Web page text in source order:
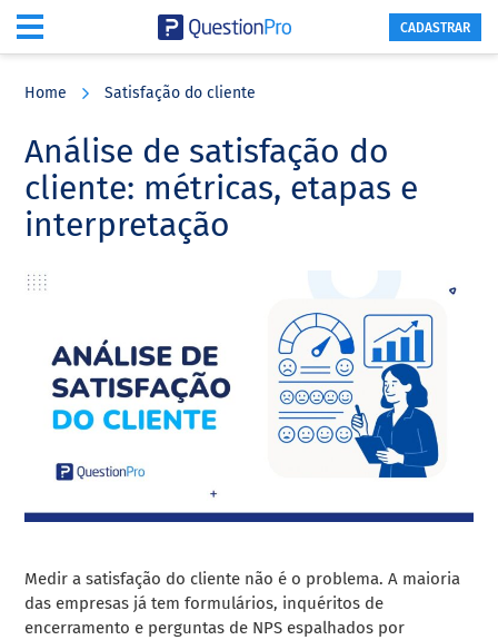
content
sidebar
CADASTRAR
Home Satisfação do cliente
Análise de satisfação do
cliente: métricas, etapas e
interpretação
Medir a satisfação do cliente não é o problema. A maioria
das empresas já tem formulários, inquéritos de
encerramento e perguntas de NPS espalhados por